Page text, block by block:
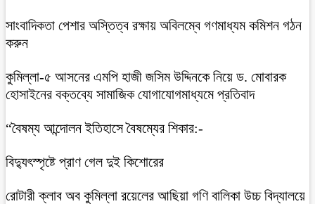
সাংবাদিকতা পেশার অস্তিত্ব রক্ষায় অবিলম্বে গণমাধ্যম কমিশন গঠন
করুন
কুমিল্লা-৫ আসনের এমপি হাজী জসিম উদ্দিনকে নিয়ে ড. মোবারক
হোসাইনের বক্তব্যে সামাজিক যোগাযোগমাধ্যমে প্রতিবাদ
“বৈষম্য আন্দোলন ইতিহাসে বৈষম্যের শিকার:-
বিদ্যুৎস্পৃষ্টে প্রাণ গেল দুই কিশোরের
রোটারী ক্লাব অব কুমিল্লা রয়েলের আছিয়া গণি বালিকা উচ্চ বিদ্যালয়ে